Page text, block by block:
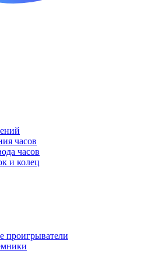
часов
часов
и колец
проигрыватели